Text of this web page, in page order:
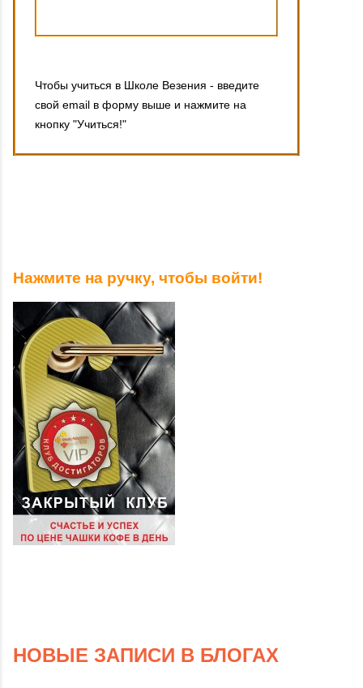
Чтобы учиться в Школе Везения - введите
свой email в форму выше и нажмите на
кнопку "Учиться!"
Нажмите на ручку, чтобы войти!
НОВЫЕ ЗАПИСИ В БЛОГАХ